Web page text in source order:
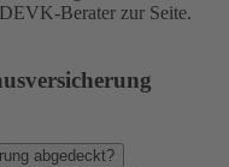
Berater zur Seite.
abgedeckt?